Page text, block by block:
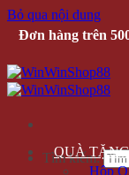
Bỏ qua nội dung
Đơn hàng trên
Tìm kiếm:
QUÀ TẶNG
Hộp